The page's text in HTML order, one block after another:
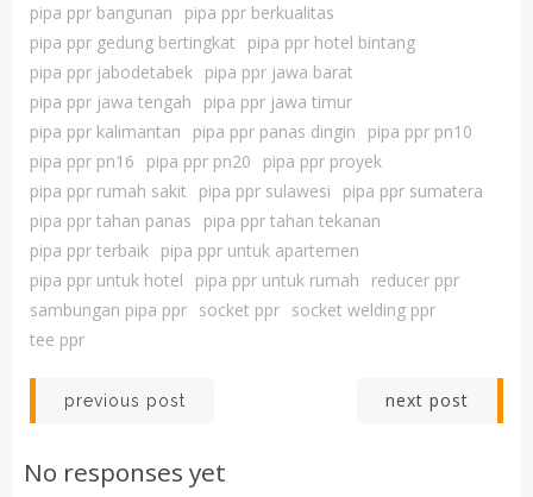
pipa ppr bangunan
pipa ppr berkualitas
pipa ppr gedung bertingkat
pipa ppr hotel bintang
pipa ppr jabodetabek pipa ppr jawa barat
pipa ppr jawa tengah
pipa ppr jawa timur
pipa ppr kalimantan
pipa ppr panas dingin
pipa ppr pn10
pipa ppr pn16
pipa ppr pn20
pipa ppr proyek
pipa ppr rumah sakit
pipa ppr sulawesi
pipa ppr sumatera
pipa ppr tahan panas
pipa ppr tahan tekanan
pipa ppr terbaik pipa ppr untuk apartemen
pipa ppr untuk hotel
pipa ppr untuk rumah
reducer ppr
sambungan pipa ppr socket ppr socket welding ppr
tee ppr
Post
navigation
previous post next post
No responses yet